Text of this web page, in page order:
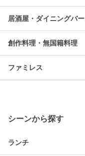
居酒屋・ダイニングバー
創作料理・無国籍料理
ファミレス
シーンから探す
ランチ